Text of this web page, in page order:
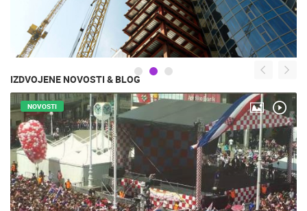
IZDVOJENE NOVOSTI & BLOG
NOVOSTI